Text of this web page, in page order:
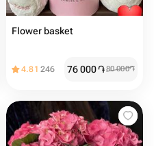
Flower basket
4.81 246 76 000֏80 000֏